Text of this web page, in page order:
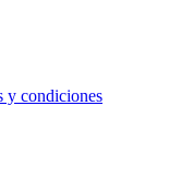
y condiciones